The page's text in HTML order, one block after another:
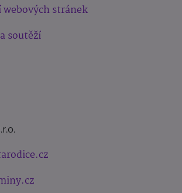
stránek
soutěží